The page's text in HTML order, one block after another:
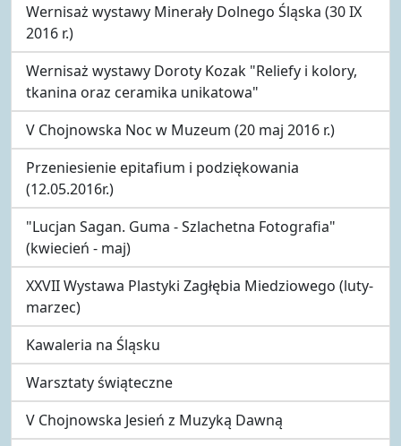
Wernisaż wystawy Minerały Dolnego Śląska (30 IX
2016 r.)
Wernisaż wystawy Doroty Kozak "Reliefy i kolory,
tkanina oraz ceramika unikatowa"
V Chojnowska Noc w Muzeum (20 maj 2016 r.)
Przeniesienie epitafium i podziękowania
(12.05.2016r.)
"Lucjan Sagan. Guma - Szlachetna Fotografia"
(kwiecień - maj)
XXVII Wystawa Plastyki Zagłębia Miedziowego (luty-
marzec)
Kawaleria na Śląsku
Warsztaty świąteczne
V Chojnowska Jesień z Muzyką Dawną